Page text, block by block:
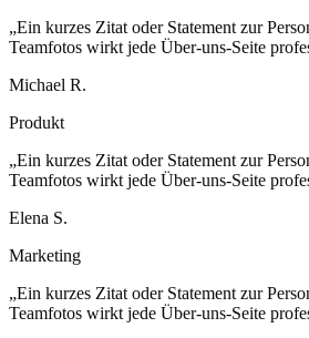
„Ein kurzes Zitat oder Statement zur
Teamfotos wirkt jede Über-uns-Seite
Michael R.
Produkt
„Ein kurzes Zitat oder Statement zur
Teamfotos wirkt jede Über-uns-Seite
Elena S.
Marketing
„Ein kurzes Zitat oder Statement zur
Teamfotos wirkt jede Über-uns-Seite